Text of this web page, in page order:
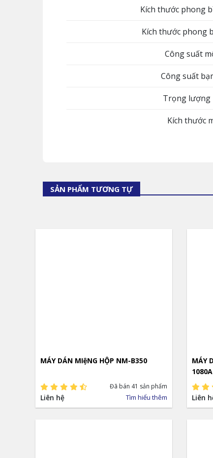
Kích thước phong
Kích thước phong
Công suất
Công suất
Trọng lượng
Kích thước
SẢN PHẨM TƯƠNG TỰ
MÁY DÁN MIệNG HỘP NM-B350
Đã bán 41 sản phẩm
Liên hệ Tìm hiểu thêm
MÁY
Liên